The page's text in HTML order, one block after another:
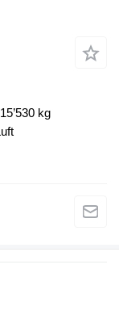
15’530 kg